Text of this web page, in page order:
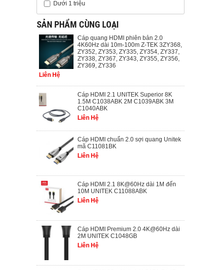
Dưới 1 triệu
SẢN PHẨM CÙNG LOẠI
Cáp quang HDMI phiên bản 2.0
4K60Hz dài 10m-100m Z-TEK 3ZY368,
ZY352, ZY353, ZY335, ZY354, ZY337,
ZY338, ZY367, ZY343, ZY355, ZY356,
ZY369, ZY336
Liên Hệ
Cáp HDMI 2.1 UNITEK Superior 8K
1.5M C1038ABK 2M C1039ABK 3M
C1040ABK
Liên Hệ
Cáp HDMI chuẩn 2.0 sợi quang Unitek
mã C11081BK
Liên Hệ
Cáp HDMI 2.1 8K@60Hz dài 1M đến
10M UNITEK C11088ABK
Liên Hệ
Cáp HDMI Premium 2.0 4K@60Hz dài
2M UNITEK C1048GB
Liên Hệ